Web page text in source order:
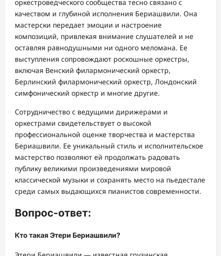
оркестроведческого сообщества тесно связано с
качеством и глубиной исполнения Бериашвили. Она
мастерски передает эмоции и настроение
композиций, привлекая внимание слушателей и не
оставляя равнодушными ни одного меломана. Ее
выступления сопровождают роскошные оркестры,
включая Венский филармонический оркестр,
Берлинский филармонический оркестр, Лондонский
симфонический оркестр и многие другие.
Сотрудничество с ведущими дирижерами и
оркестрами свидетельствует о высокой
профессиональной оценке творчества и мастерства
Бериашвили. Ее уникальный стиль и исполнительское
мастерство позволяют ей продолжать радовать
публику великими произведениями мировой
классической музыки и сохранять место на пьедестале
среди самых выдающихся пианистов современности.
Вопрос-ответ:
Кто такая Этери Бериашвили?